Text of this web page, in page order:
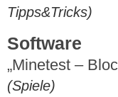
Tipps&Tricks)
Software
„Minetest –
(Spiele)